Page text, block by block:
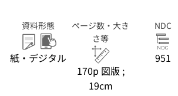
資料形態
紙・デジタル
ページ数・大き
さ等
170p 図版 ;
19cm
NDC
951